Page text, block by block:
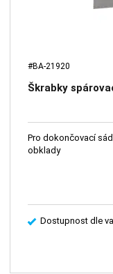
#BA-21920
Škrabky
Pro dokončovací
obklady
Dostupnost dle